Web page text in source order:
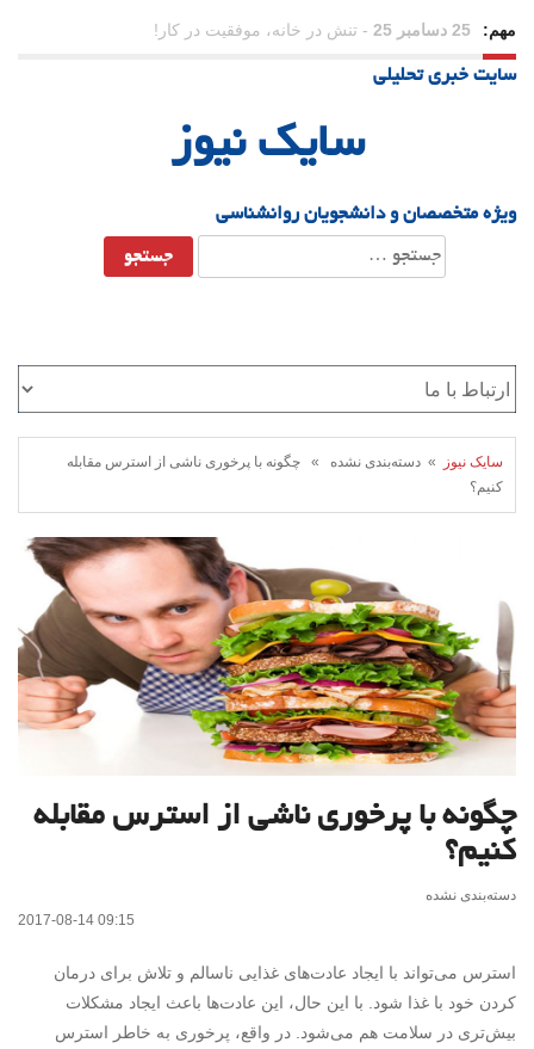
مهم: 23 دسامبر 25 - چرا اراده می‌کنیم ولی شکست می‌خوریم؟
21 دسامبر 25
سایت خبری تحلیلی
سایک نیوز
ویژه متخصصان و دانشجویان روانشناسی
جستجو
برای:
سایک نیوز
» دسته‌بندی نشده » چگونه با پرخوری ناشی از استرس مقابله
کنیم؟
چگونه با پرخوری ناشی از استرس مقابله
کنیم؟
دسته‌بندی نشده
2017-08-14 09:15
استرس می‌تواند با ایجاد عادت‌های غذایی ناسالم و تلاش برای درمان
کردن خود با غذا شود. با این حال، این عادت‌ها باعث ایجاد مشکلات
بیش‌تری در سلامت هم می‌شود. در واقع، پرخوری به خاطر استرس